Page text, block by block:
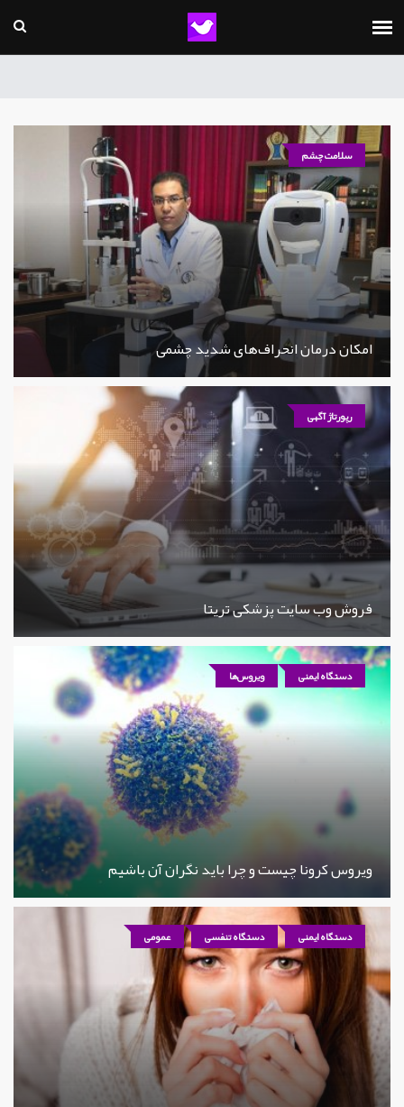
سلامت چشم
امکان درمان انحراف‌های شدید چشمی
رپورتاژ آگهی
فروش وب سایت پزشکی تریتا
دستگاه ایمنی ویروس‌ها
ویروس کرونا چیست و چرا باید نگران آن باشیم
دستگاه ایمنی دستگاه تنفسی عمومی